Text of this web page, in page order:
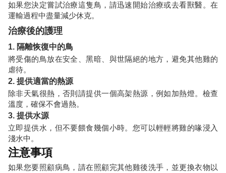
如果您決定嘗試治療這隻鳥，請迅速開始治療或去看獸醫。在
運輸過程中盡量減少休克。
治療後的護理
1. 隔離恢復中的鳥
將受傷的鳥放在安全、黑暗、與世隔絕的地方，避免其他雞的
虐待。
2. 提供適當的熱源
除非天氣很熱，否則請提供一個高架熱源，例如加熱燈。檢查
溫度，確保不會過熱。
3. 提供水源
立即提供水，但不要餵食幾個小時。您可以輕輕將雞的喙浸入
淺水中。
注意事項
如果您要照顧病鳥，請在照顧完其他雞後洗手，並更換衣物以